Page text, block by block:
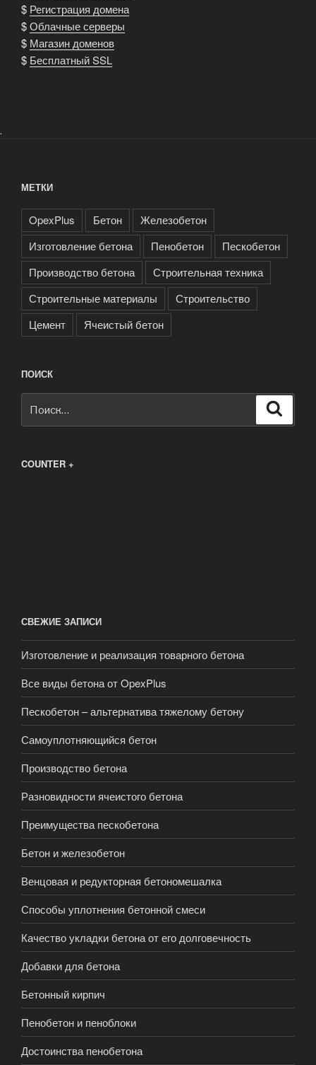
$ Регистрация домена
$Облачные серверы
$ Магазин доменов
$ Бесплатный SSL
.
МЕТКИ
OpexPlus Бетон
Железобетон
Изготовление бетона
Пенобетон
Пескобетон
Производство бетона
Строительная техника
Строительные материалы
Строительство
Цемент
Ячеистый бетон
ПОИСК
COUNTER +
СВЕЖИЕ ЗАПИСИ
Изготовление и реализация товарного бетона
Все виды бетона от OpexPlus
Пескобетон – альтернатива тяжелому бетону
Самоуплотняющийся бетон
Производство бетона
Разновидности ячеистого бетона
Преимущества пескобетона
Бетон и железобетон
Венцовая и редукторная бетономешалка
Способы уплотнения бетонной смеси
Качество укладки бетона от его долговечность
Добавки для бетона
Бетонный кирпич
Пенобетон и пеноблоки
Достоинства пенобетона